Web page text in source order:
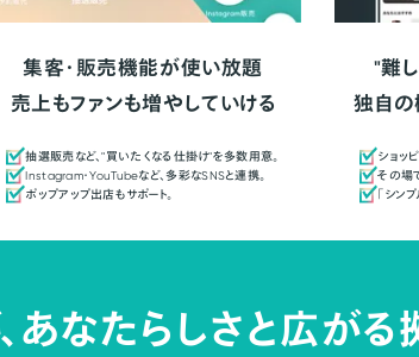
集客・販売機能が使い放題
売上もファンも増やしていける
抽選販売など、"買いたくなる仕掛け"を多数用意。
Instagram・YouTubeなど、多彩なSNSと連携。
ポップアップ出店もサポート。
"難
独自の
ショッ
その場
「シン
あなたらしさと広がる